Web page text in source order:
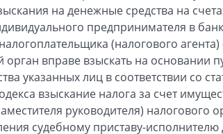
на денежные средства на
предпринимателя в
(налогового
вправе взыскать на основании
указанных лиц в соответствии со
взыскание налога за счет
руководителя) налогового
судебному приставу-